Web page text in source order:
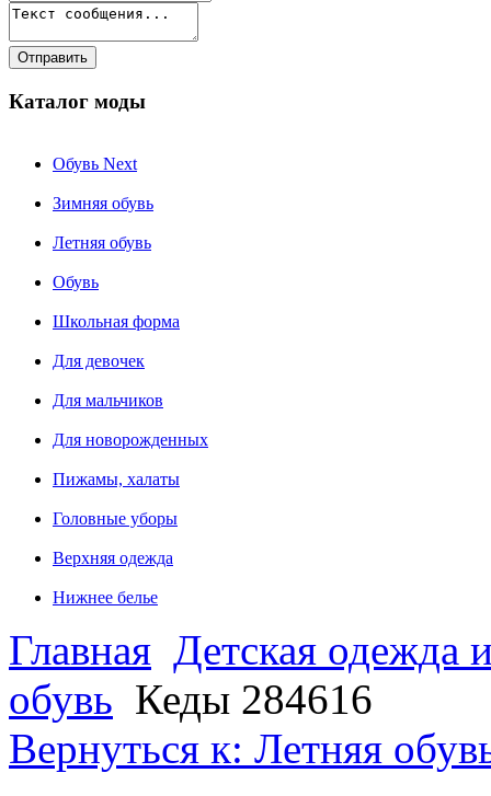
Каталог моды
Обувь Next
Зимняя обувь
Летняя обувь
Обувь
Школьная форма
Для девочек
Для мальчиков
Для новорожденных
Пижамы, халаты
Головные уборы
Верхняя одежда
Нижнее белье
Главная Детская одежда
обувь Кеды 284616
Вернуться к: Летняя